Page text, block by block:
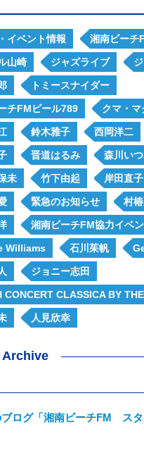
イベント情報 湘南ビーチ
山崎 ジャズライブ
トミースナイダー
チFMビール789 クマ・マ
鈴木雅子 西岡洋二
晋道はるみ 森川い
未 竹下由起 岸田直子
緊急のお知らせ 村
湘南ビーチFM協力イベ
Williams 石川茱帆
ジョニー志田
CONCERT CLASSICA BY
人見欣幸
ブログ「湘南ビーチFM スタ